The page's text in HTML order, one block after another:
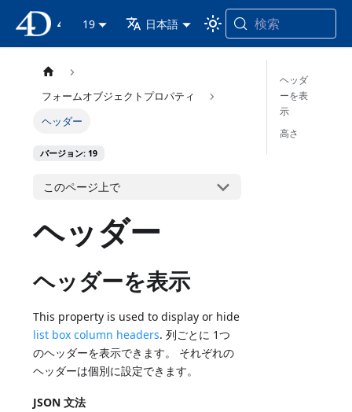
19 日本語 検索
フォームオブジェクトプロパティ
ヘッダー
バージョン: 19
このページ上で
ヘッダー
ヘッダーを表示
This property is used to display or hide
list box column headers. 列ごとに 1つ
のヘッダーを表示できます。 それぞれの
ヘッダーは個別に設定できます。
JSON 文法
ヘッダ
ーを表
示
高さ